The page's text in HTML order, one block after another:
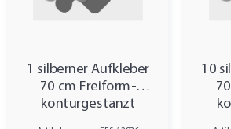
1 silberner Aufkleber
70 cm Freiform-
konturgestanzt
10